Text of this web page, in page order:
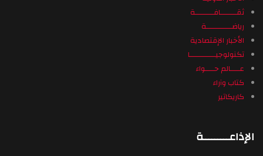
ثقـــــــافــــــــة
رياضـــــــــــة
الأخبار الإقتصادية
تكنولوجيـــــــــــا
عــــالم حــــواء
كتاب وآراء
كاريكاتير
الإذاعـــــــــة